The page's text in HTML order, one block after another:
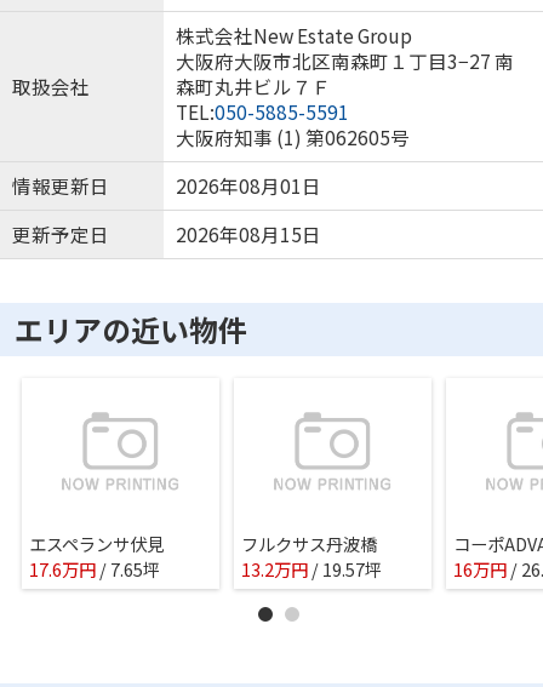
取扱会社
株式会社New Estate Group
大阪府大阪市北区南森町１丁目3−27 南
森町丸井ビル７Ｆ
TEL:050-5885-5591
大阪府知事 (1) 第062605号
情報更新日
2026年08月01日
更新予定日
2026年08月15日
エリアの近い物件
エスペランサ伏見
17.6万円/ 7.65坪
フルクサス丹波橋
13.2万円/ 19.57坪
コーポ
16万円/